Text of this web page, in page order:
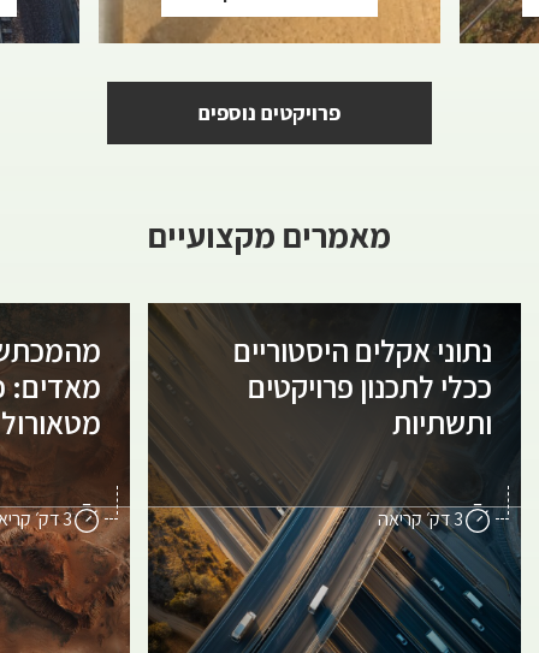
פרויקטים נוספים
מאמרים מקצועיים
נתוני אקלים היסטוריים
ככלי לתכנון פרויקטים
ותשתיות
3 דק׳ קריאה
מאדים:
3 דק׳ קריאה